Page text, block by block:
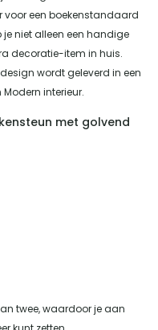
voor een boekenstandaard
je niet alleen een handige
decoratie-item in huis.
wordt geleverd in een
interieur.
met golvend
twee, waardoor je aan